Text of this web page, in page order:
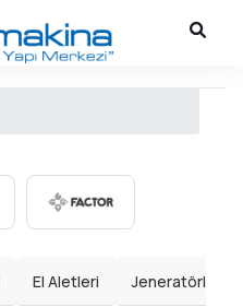
El Aletleri Jeneratörler